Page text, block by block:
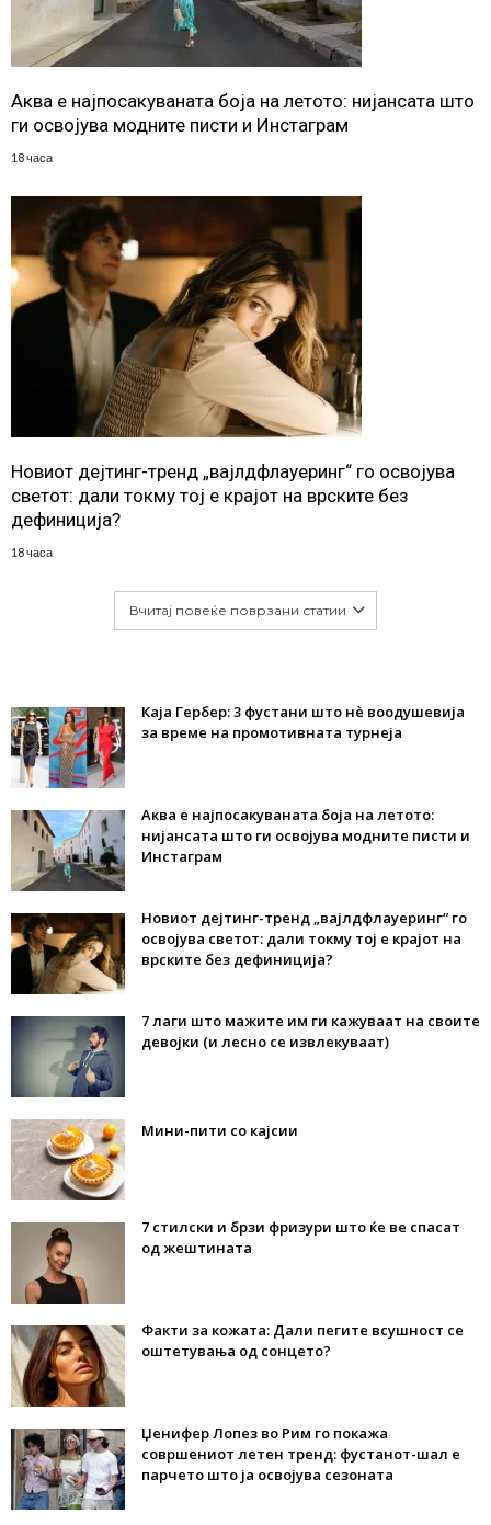
Аква е најпосакуваната боја на летото: нијансата што
ги освојува модните писти и Инстаграм
18 часа
Новиот дејтинг-тренд „вајлдфлауеринг“ го освојува
светот: дали токму тој е крајот на врските без
дефиниција?
18 часа
Вчитај повеќе поврзани статии
Каја Гербер: 3 фустани што нè воодушевија
за време на промотивната турнеја
Аква е најпосакуваната боја на летото:
нијансата што ги освојува модните писти и
Инстаграм
Новиот дејтинг-тренд „вајлдфлауеринг“ го
освојува светот: дали токму тој е крајот на
врските без дефиниција?
7 лаги што мажите им ги кажуваат на своите
девојки (и лесно се извлекуваат)
Мини-пити со кајсии
7 стилски и брзи фризури што ќе ве спасат
од жештината
Факти за кожата: Дали пегите всушност се
оштетувања од сонцето?
Џенифер Лопез во Рим го покажа
совршениот летен тренд: фустанот-шал е
парчето што ја освојува сезоната